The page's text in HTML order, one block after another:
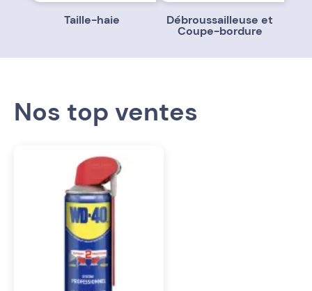
Taille-haie Débroussailleuse et
Coupe-bordure
Nos top ventes